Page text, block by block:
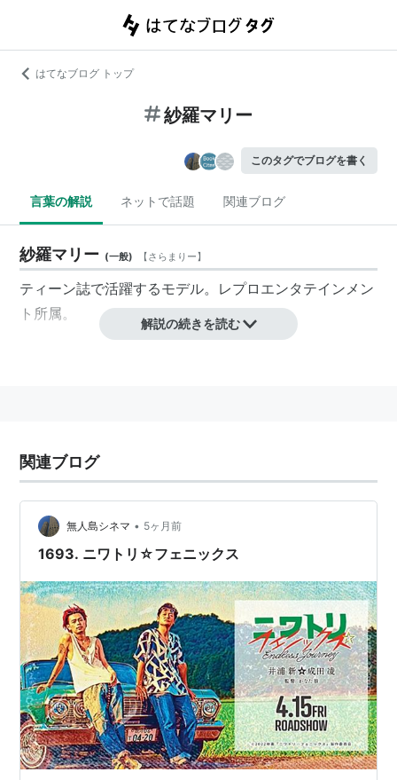
はてなブログ トップ
紗羅マリー
このタグでブログを書く
言葉の解説 ネットで話題 関連ブログ
紗羅マリー (一般) 【さらまりー】
ティーン誌で活躍するモデル。レプロエンタテインメン
ト所属。
解説の続きを読む
関連ブログ
無人島シネマ • 5ヶ月前
1693. ニワトリ☆フェニックス